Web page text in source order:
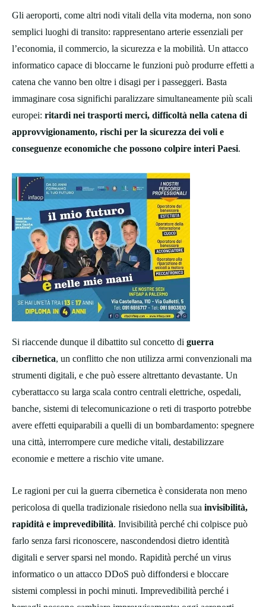
Gli aeroporti, come altri nodi vitali della vita moderna, non sono
semplici luoghi di transito: rappresentano arterie essenziali per
l’economia, il commercio, la sicurezza e la mobilità. Un attacco
informatico capace di bloccarne le funzioni può produrre effetti a
catena che vanno ben oltre i disagi per i passeggeri. Basta
immaginare cosa significhi paralizzare simultaneamente più scali
europei: ritardi nei trasporti merci, difficoltà nella catena di
approvvigionamento, rischi per la sicurezza dei voli e
conseguenze economiche che possono colpire interi Paesi.
Si riaccende dunque il dibattito sul concetto di guerra
cibernetica, un conflitto che non utilizza armi convenzionali ma
strumenti digitali, e che può essere altrettanto devastante. Un
cyberattacco su larga scala contro centrali elettriche, ospedali,
banche, sistemi di telecomunicazione o reti di trasporto potrebbe
avere effetti equiparabili a quelli di un bombardamento: spegnere
una città, interrompere cure mediche vitali, destabilizzare
economie e mettere a rischio vite umane.
Le ragioni per cui la guerra cibernetica è considerata non meno
pericolosa di quella tradizionale risiedono nella sua invisibilità,
rapidità e imprevedibilità. Invisibilità perché chi colpisce può
farlo senza farsi riconoscere, nascondendosi dietro identità
digitali e server sparsi nel mondo. Rapidità perché un virus
informatico o un attacco DDoS può diffondersi e bloccare
sistemi complessi in pochi minuti. Imprevedibilità perché i